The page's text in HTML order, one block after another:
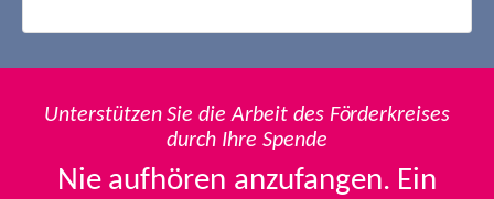
Unterstützen Sie die Arbeit des Förderkreises
durch Ihre Spende
Nie aufhören anzufangen. Ein